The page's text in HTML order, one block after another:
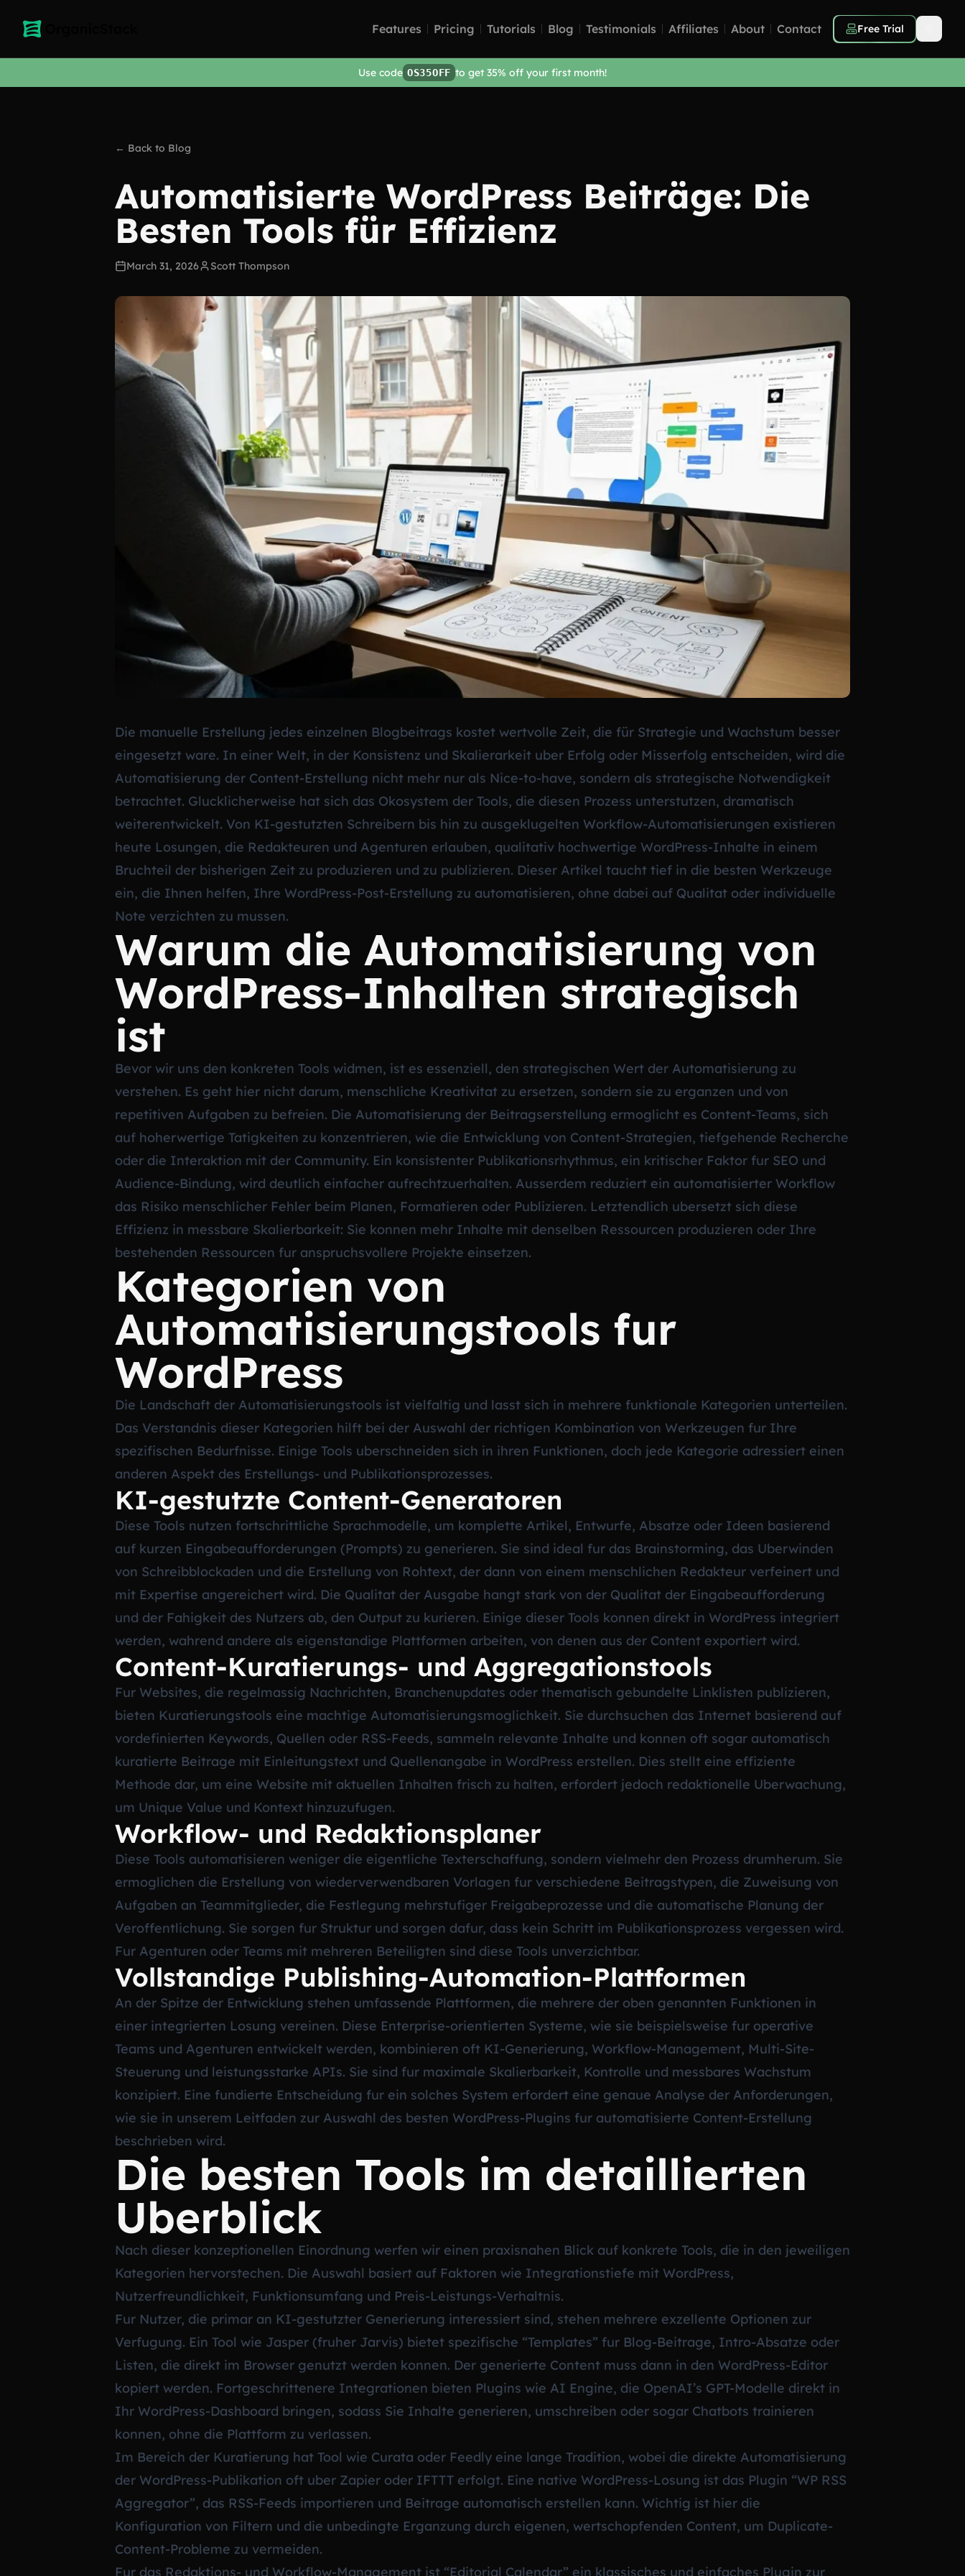
Features Pricing Tutorials Blog Testimonials Affiliates About Contact Free Trial
Use code OS35OFF to get 35% off your first month!
← Back to Blog
Automatisierte WordPress Beiträge: Die
Besten Tools für Effizienz
March 31, 2026 Scott Thompson
Die manuelle Erstellung jedes einzelnen Blogbeitrags kostet wertvolle Zeit, die für Strategie und Wachstum besser
eingesetzt ware. In einer Welt, in der Konsistenz und Skalierarkeit uber Erfolg oder Misserfolg entscheiden, wird die
Automatisierung der Content-Erstellung nicht mehr nur als Nice-to-have, sondern als strategische Notwendigkeit
betrachtet. Glucklicherweise hat sich das Okosystem der Tools, die diesen Prozess unterstutzen, dramatisch
weiterentwickelt. Von KI-gestutzten Schreibern bis hin zu ausgeklugelten Workflow-Automatisierungen existieren
heute Losungen, die Redakteuren und Agenturen erlauben, qualitativ hochwertige WordPress-Inhalte in einem
Bruchteil der bisherigen Zeit zu produzieren und zu publizieren. Dieser Artikel taucht tief in die besten Werkzeuge
ein, die Ihnen helfen, Ihre WordPress-Post-Erstellung zu automatisieren, ohne dabei auf Qualitat oder individuelle
Note verzichten zu mussen.
Warum die Automatisierung von
WordPress-Inhalten strategisch
ist
Bevor wir uns den konkreten Tools widmen, ist es essenziell, den strategischen Wert der Automatisierung zu
verstehen. Es geht hier nicht darum, menschliche Kreativitat zu ersetzen, sondern sie zu erganzen und von
repetitiven Aufgaben zu befreien. Die Automatisierung der Beitragserstellung ermoglicht es Content-Teams, sich
auf hoherwertige Tatigkeiten zu konzentrieren, wie die Entwicklung von Content-Strategien, tiefgehende Recherche
oder die Interaktion mit der Community. Ein konsistenter Publikationsrhythmus, ein kritischer Faktor fur SEO und
Audience-Bindung, wird deutlich einfacher aufrechtzuerhalten. Ausserdem reduziert ein automatisierter Workflow
das Risiko menschlicher Fehler beim Planen, Formatieren oder Publizieren. Letztendlich ubersetzt sich diese
Effizienz in messbare Skalierbarkeit: Sie konnen mehr Inhalte mit denselben Ressourcen produzieren oder Ihre
bestehenden Ressourcen fur anspruchsvollere Projekte einsetzen.
Kategorien von
Automatisierungstools fur
WordPress
Die Landschaft der Automatisierungstools ist vielfaltig und lasst sich in mehrere funktionale Kategorien unterteilen.
Das Verstandnis dieser Kategorien hilft bei der Auswahl der richtigen Kombination von Werkzeugen fur Ihre
spezifischen Bedurfnisse. Einige Tools uberschneiden sich in ihren Funktionen, doch jede Kategorie adressiert einen
anderen Aspekt des Erstellungs- und Publikationsprozesses.
KI-gestutzte Content-Generatoren
Diese Tools nutzen fortschrittliche Sprachmodelle, um komplette Artikel, Entwurfe, Absatze oder Ideen basierend
auf kurzen Eingabeaufforderungen (Prompts) zu generieren. Sie sind ideal fur das Brainstorming, das Uberwinden
von Schreibblockaden und die Erstellung von Rohtext, der dann von einem menschlichen Redakteur verfeinert und
mit Expertise angereichert wird. Die Qualitat der Ausgabe hangt stark von der Qualitat der Eingabeaufforderung
und der Fahigkeit des Nutzers ab, den Output zu kurieren. Einige dieser Tools konnen direkt in WordPress integriert
werden, wahrend andere als eigenstandige Plattformen arbeiten, von denen aus der Content exportiert wird.
Content-Kuratierungs- und Aggregationstools
Fur Websites, die regelmassig Nachrichten, Branchenupdates oder thematisch gebundelte Linklisten publizieren,
bieten Kuratierungstools eine machtige Automatisierungsmoglichkeit. Sie durchsuchen das Internet basierend auf
vordefinierten Keywords, Quellen oder RSS-Feeds, sammeln relevante Inhalte und konnen oft sogar automatisch
kuratierte Beitrage mit Einleitungstext und Quellenangabe in WordPress erstellen. Dies stellt eine effiziente
Methode dar, um eine Website mit aktuellen Inhalten frisch zu halten, erfordert jedoch redaktionelle Uberwachung,
um Unique Value und Kontext hinzuzufugen.
Workflow- und Redaktionsplaner
Diese Tools automatisieren weniger die eigentliche Texterschaffung, sondern vielmehr den Prozess drumherum. Sie
ermoglichen die Erstellung von wiederverwendbaren Vorlagen fur verschiedene Beitragstypen, die Zuweisung von
Aufgaben an Teammitglieder, die Festlegung mehrstufiger Freigabeprozesse und die automatische Planung der
Veroffentlichung. Sie sorgen fur Struktur und sorgen dafur, dass kein Schritt im Publikationsprozess vergessen wird.
Fur Agenturen oder Teams mit mehreren Beteiligten sind diese Tools unverzichtbar.
Vollstandige Publishing-Automation-Plattformen
An der Spitze der Entwicklung stehen umfassende Plattformen, die mehrere der oben genannten Funktionen in
einer integrierten Losung vereinen. Diese Enterprise-orientierten Systeme, wie sie beispielsweise fur operative
Teams und Agenturen entwickelt werden, kombinieren oft KI-Generierung, Workflow-Management, Multi-Site-
Steuerung und leistungsstarke APIs. Sie sind fur maximale Skalierbarkeit, Kontrolle und messbares Wachstum
konzipiert. Eine fundierte Entscheidung fur ein solches System erfordert eine genaue Analyse der Anforderungen,
wie sie in unserem Leitfaden zur Auswahl des besten WordPress-Plugins fur automatisierte Content-Erstellung
beschrieben wird.
Die besten Tools im detaillierten
Uberblick
Nach dieser konzeptionellen Einordnung werfen wir einen praxisnahen Blick auf konkrete Tools, die in den jeweiligen
Kategorien hervorstechen. Die Auswahl basiert auf Faktoren wie Integrationstiefe mit WordPress,
Nutzerfreundlichkeit, Funktionsumfang und Preis-Leistungs-Verhaltnis.
Fur Nutzer, die primar an KI-gestutzter Generierung interessiert sind, stehen mehrere exzellente Optionen zur
Verfugung. Ein Tool wie Jasper (fruher Jarvis) bietet spezifische “Templates” fur Blog-Beitrage, Intro-Absatze oder
Listen, die direkt im Browser genutzt werden konnen. Der generierte Content muss dann in den WordPress-Editor
kopiert werden. Fortgeschrittenere Integrationen bieten Plugins wie AI Engine, die OpenAI’s GPT-Modelle direkt in
Ihr WordPress-Dashboard bringen, sodass Sie Inhalte generieren, umschreiben oder sogar Chatbots trainieren
konnen, ohne die Plattform zu verlassen.
Im Bereich der Kuratierung hat Tool wie Curata oder Feedly eine lange Tradition, wobei die direkte Automatisierung
der WordPress-Publikation oft uber Zapier oder IFTTT erfolgt. Eine native WordPress-Losung ist das Plugin “WP RSS
Aggregator”, das RSS-Feeds importieren und Beitrage automatisch erstellen kann. Wichtig ist hier die
Konfiguration von Filtern und die unbedingte Erganzung durch eigenen, wertschopfenden Content, um Duplicate-
Content-Probleme zu vermeiden.
Fur das Redaktions- und Workflow-Management ist “Editorial Calendar” ein klassisches und einfaches Plugin zur